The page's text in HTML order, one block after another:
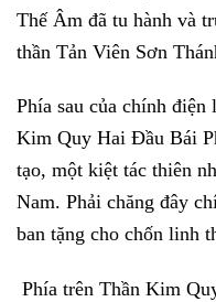
Thế Âm đã tu hành và
thần Tản Viên Sơn
Phía sau của chính
Kim Quy Hai Đầu Bái
tạo, một kiệt tác thiên
Nam. Phải chăng đây
ban tặng cho chốn linh
Phía trên Thần Kim